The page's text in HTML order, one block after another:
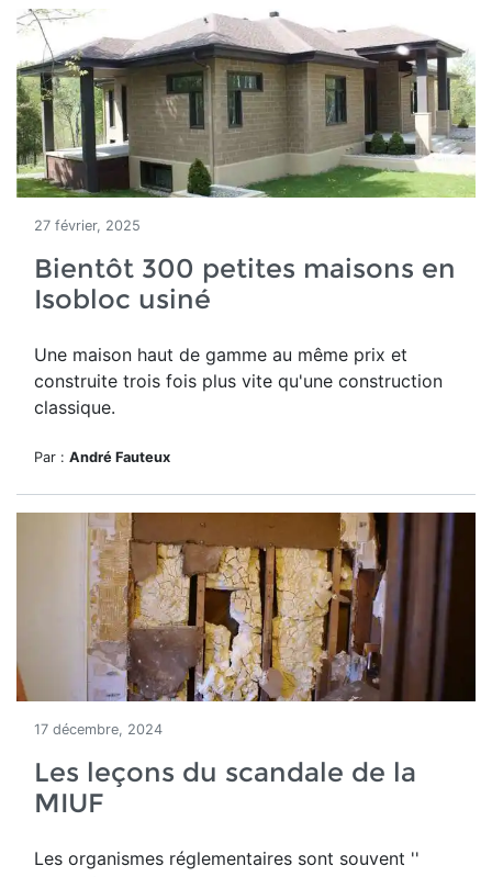
27 février, 2025
Bientôt 300 petites maisons en
Isobloc usiné
Une maison haut de gamme au même prix et
construite trois fois plus vite qu'une construction
classique.
Par : André Fauteux
17 décembre, 2024
Les leçons du scandale de la
MIUF
Les organismes réglementaires sont souvent ''